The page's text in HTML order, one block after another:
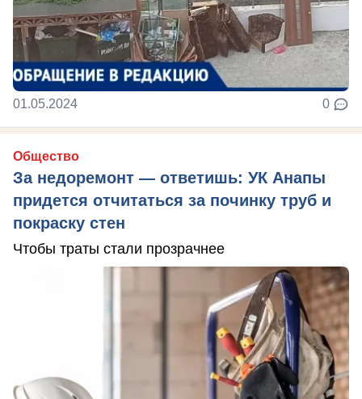
01.05.2024 0
Общество
За недоремонт — ответишь: УК Анапы
придется отчитаться за починку труб и
покраску стен
Чтобы траты стали прозрачнее